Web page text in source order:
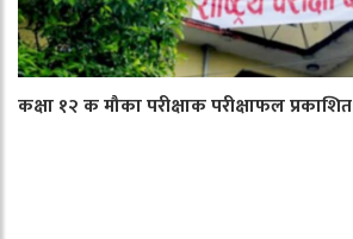
कक्षा १२ क मौका परीक्षाक परीक्षाफल प्रकाशित